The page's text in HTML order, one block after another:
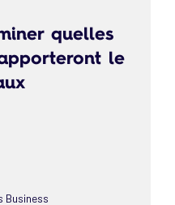
quelles
le
Business